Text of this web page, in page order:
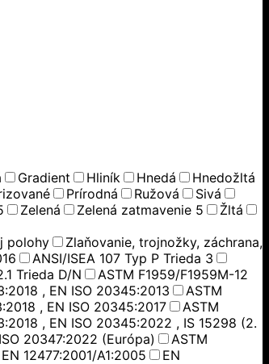
polohy
Zlaňovanie, trojnožky, záchrana,
Gradient Hliník Hnedá
Hnedožltá
Prírodná Ružová
Sivá
Zelená Zelená zatmavenie 5
Žltá
ANSI/ISEA 107 Typ P Trieda 3
Trieda D/N
ASTM F1959/F1959M-12
, EN ISO 20345:2013
ASTM
, EN ISO 20345:2017
ASTM
, EN ISO 20345:2022 , IS 15298 (2.
20347:2022 (Európa)
ASTM
EN 12477:2001/A1:2005
EN